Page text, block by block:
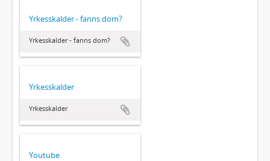
Yrkesskalder - fanns dom?
Yrkesskalder - fanns dom?
Yrkesskalder
Yrkesskalder
Youtube